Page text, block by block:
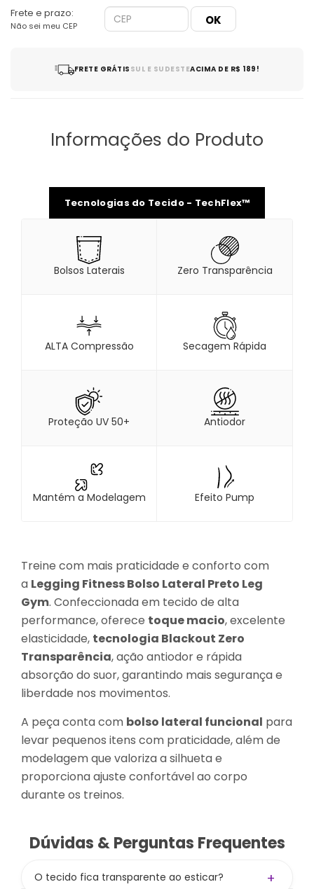
Frete e prazo:
Não sei meu CEP
FRETE GRÁTIS SUL E SUDESTEACIMA DE R$ 189!
Informações do Produto
Tecnologias do Tecido - TechFlex™
Bolsos Laterais Zero Transparência
ALTA Compressão Secagem Rápida
Proteção UV 50+ Antiodor
Mantém a Modelagem Efeito Pump
Treine com mais praticidade e conforto com
a Legging Fitness Bolso Lateral Preto Leg
Gym. Confeccionada em tecido de alta
performance, oferece toque macio, excelente
elasticidade, tecnologia Blackout Zero
Transparência, ação antiodor e rápida
absorção do suor, garantindo mais segurança e
liberdade nos movimentos.
A peça conta com bolso lateral funcional para
levar pequenos itens com praticidade, além de
modelagem que valoriza a silhueta e
proporciona ajuste confortável ao corpo
durante os treinos.
Dúvidas & Perguntas Frequentes
O tecido fica transparente ao esticar? +